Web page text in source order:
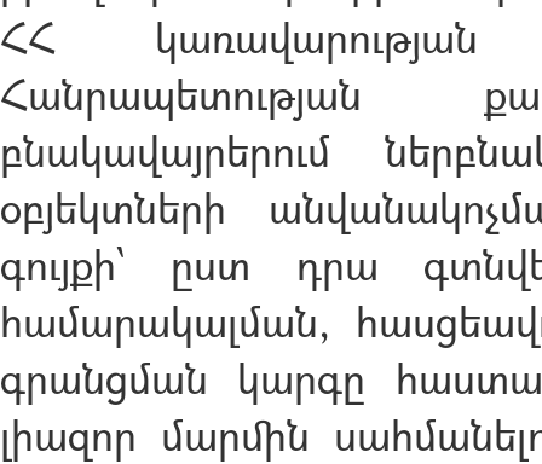
ՀՀ կառավարության
Հանրապետության
բնակավայրերում
օբյեկտների
գույքի՝ ըստ դրա
համարակալման,
գրանցման կարգը
լիազոր մարմին